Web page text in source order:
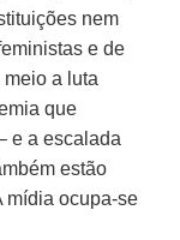
nem
e de
a luta
que
e a escalada
estão
mídia ocupa-se